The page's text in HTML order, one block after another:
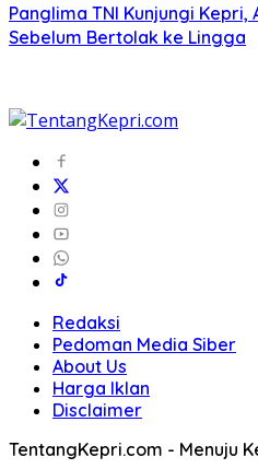
Panglima TNI Kunjungi
Sebelum Bertolak ke Lingga
Redaksi
Pedoman Media Siber
About Us
Harga Iklan
Disclaimer
TentangKepri.com - Menuju